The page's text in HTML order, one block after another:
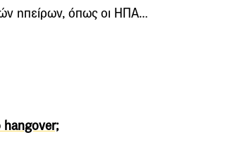
ηπείρων, όπως οι ΗΠΑ…
hangover;